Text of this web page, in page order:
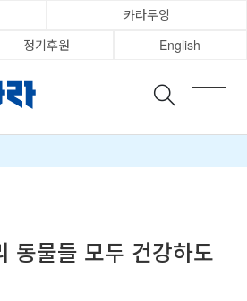
카라두잉
정기후원 English
동물들 모두 건강하도